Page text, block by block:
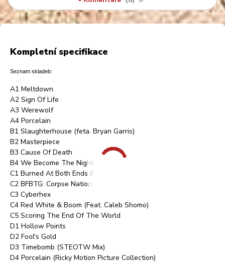
Kompletní specifikace
Seznam skladeb:
A1 Meltdown
A2 Sign Of Life
A3 Werewolf
A4 Porcelain
B1 Slaughterhouse (feta. Bryan Garris)
B2 Masterpiece
B3 Cause Of Death
B4 We Become The Night
C1 Burned At Both Ends II
C2 BFBTG: Corpse Nation
C3 Cyberhex
C4 Red White & Boom (Feat. Caleb Shomo)
C5 Scoring The End Of The World
D1 Hollow Points
D2 Fool's Gold
D3 Timebomb (STEOTW Mix)
D4 Porcelain (Ricky Motion Picture Collection)